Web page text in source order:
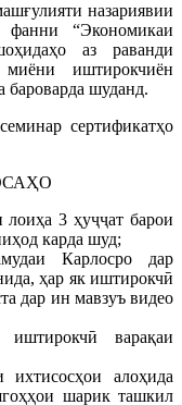
назариявии
“Экономикаи
аз раванди
иштирокчиён
бароварда шуданд.
сертификатҳо
3 ҳуҷҷат барои
карда шуд;
Карлосро дар
ҳар як иштирокчӣ
дар ин мавзуъ видео
варақаи
алоҳида
шарик ташкил